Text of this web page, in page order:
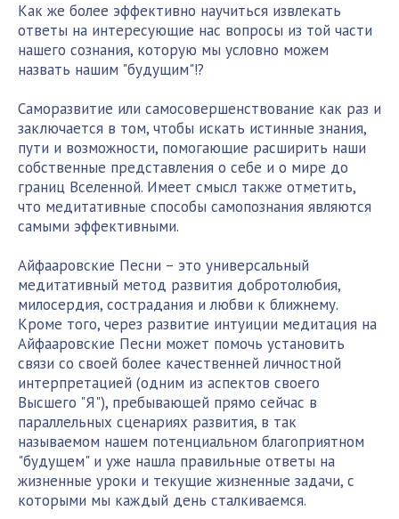
Как же более эффективно научиться извлекать
ответы на интересующие нас вопросы из той части
нашего сознания, которую мы условно можем
назвать нашим "будущим"!?
Саморазвитие или самосовершенствование как раз и
заключается в том, чтобы искать истинные знания,
пути и возможности, помогающие расширить наши
собственные представления о себе и о мире до
границ Вселенной. Имеет смысл также отметить,
что медитативные способы самопознания являются
самыми эффективными.
Айфааровские Песни – это универсальный
медитативный метод развития добротолюбия,
милосердия, сострадания и любви к ближнему.
Кроме того, через развитие интуиции медитация на
Айфааровские Песни может помочь установить
связи со своей более качественней личностной
интерпретацией (одним из аспектов своего
Высшего "Я"), пребывающей прямо сейчас в
параллельных сценариях развития, в так
называемом нашем потенциальном благоприятном
"будущем" и уже нашла правильные ответы на
жизненные уроки и текущие жизненные задачи, с
которыми мы каждый день сталкиваемся.